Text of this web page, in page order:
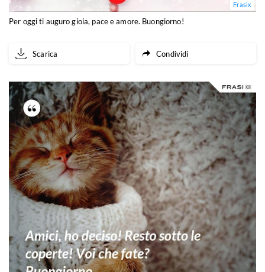
Frasix
Per oggi ti auguro gioia, pace e amore. Buongiorno!
Scarica Condividi